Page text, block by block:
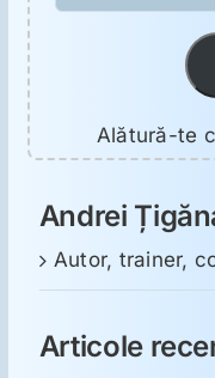
Alătură-te
Andrei
Autor, trainer,
Articole